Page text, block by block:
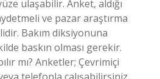
ulaşabilir. Anket, aldığı
ve pazar araştırma
Bakım diksiyonuna
baskın olması gerekir.
mı? Anketler; Çevrimiçi